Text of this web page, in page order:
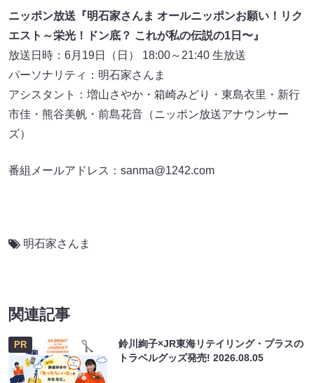
ニッポン放送『明石家さんま オールニッポンお願い！リク
エスト～栄光！ドン底？ これが私の伝説の1日〜』
放送日時：6月19日（日） 18:00～21:40 生放送
パーソナリティ：明石家さんま
アシスタント：増山さやか・箱崎みどり・東島衣里・新行
市佳・熊谷美帆・前島花音（ニッポン放送アナウンサー
ズ）
番組メールアドレス：sanma@1242.com
明石家さんま
関連記事
PR
鈴川絢子×JR東海リテイリング・プラスの
トラベルグッズ発売!2026.08.05